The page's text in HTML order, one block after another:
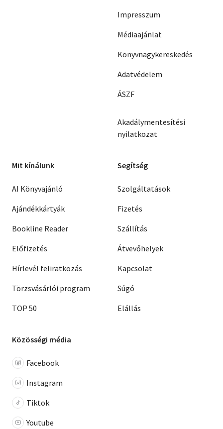
Impresszum
Médiaajánlat
Könyvnagykereskedés
Adatvédelem
ÁSZF
Akadálymentesítési
nyilatkozat
Mit kínálunk
AI Könyvajánló
Ajándékkártyák
Bookline Reader
Előfizetés
Hírlevél feliratkozás
Törzsvásárlói program
TOP 50
Segítség
Szolgáltatások
Fizetés
Szállítás
Átvevőhelyek
Kapcsolat
Súgó
Elállás
Közösségi média
Facebook
Instagram
Tiktok
Youtube